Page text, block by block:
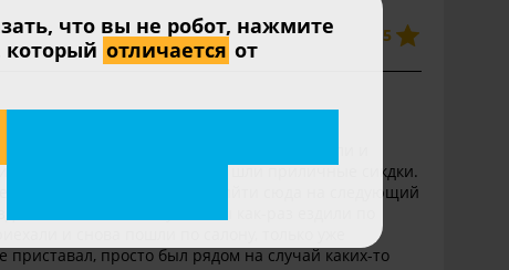
5
а тут как-то случайно мимо проезжали и
ценам. На многие модели шли приличные сикдки.
новой машины. Решили прийти сюда на следующий
машины. Потому что мы как-раз ездили по
и снова пошли по салону, только уже
просто был рядом на случай каких-то
что вы не робот, нажмите
который отличается от